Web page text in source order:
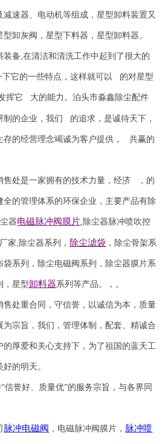
速器、电动机等组成，星型卸料装置又
卸灰阀，星型下料器，星型卸料器。
装备,在清洁和清洗工作中起到了很大的
它的一些特点，这样就可以 的对星型
挥它 大的能力。泊头市淼鑫除尘配件
制的企业，我们 的追求，是诚待天下，
存的经营理念竭诚为客户提供， 共赢的
售处是一家拥有的技术力量，经济 ，的
的管理体系的环保企业，主要产品有除
器电磁脉冲阀膜片, 除尘器脉冲喷吹控
厂家, 除尘器系列， 除尘滤袋 ，除尘骨架系
袋系列，除尘电磁阀系列，除尘器膜片系
，星型卸料器系列等产品。，。
售处重合同，守信誉，以诚信为本，质量
宗旨，我们，管理体制，配套、精诚合
的厚爱和关心支持下，为了祖国的蓝天工
的明天。
“信誉好、质量优”的服务宗旨，与各界同
脉冲电磁阀 ，电磁脉冲阀膜片， 脉冲喷